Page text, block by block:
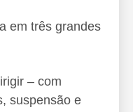
em três grandes
– com
suspensão e